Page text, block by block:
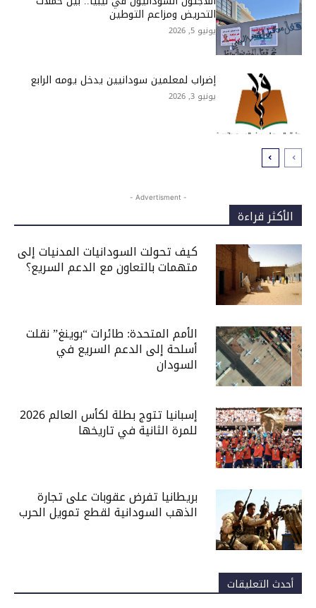
التحريض ومزاعم التوطين
يونيو 5, 2026
إضراب لمعلمين سودانيين يدخل يومه الرابع
يونيو 3, 2026
- Advertisment -
الأكثر قراءة
كيف تحولت السودانيات المدنيات إلى
متهمات بالتعاون مع الدعم السريع؟
الأمم المتحدة: طائرات “بوينغ” نقلت
أسلحة إلى الدعم السريع في
السودان
إسبانيا تتوج بطلة لكأس العالم 2026
للمرة الثانية في تاريخها
بريطانيا تفرض عقوبات على تجارة
الذهب السودانية لقطع تمويل الحرب
أحدث التعليقات